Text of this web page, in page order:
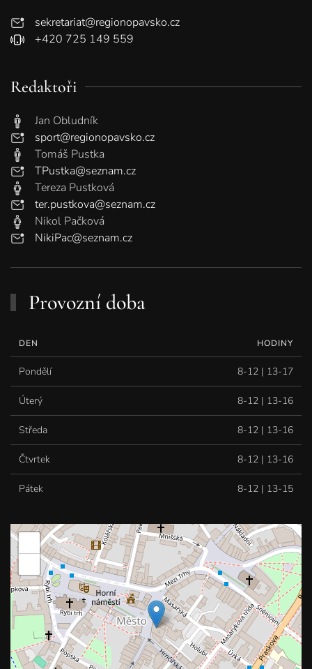
sekretariat@regionopavsko.cz
+420 725 149 559
Redaktoři
Jan Obludník
sport@regionopavsko.cz
Tomáš Pustka
TPustka@seznam.cz
Tereza Pustková
ter.pustkova@seznam.cz
Nikol Pačková
NikiPac@seznam.cz
Provozní doba
DEN HODINY
Pondělí 8-12 | 13-17
Úterý 8-12 | 13-16
Středa 8-12 | 13-16
Čtvrtek 8-12 | 13-16
Pátek 8-12 | 13-15